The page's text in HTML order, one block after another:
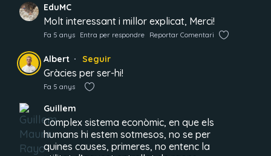
EduMC
Molt interessant i millor explicat, Merci!
Fa 5 anys Entra per respondre Reportar Comentari
Albert Seguir
Gràcies per ser-hi!
Fa 5 anys
Guillem
Complex sistema econòmic, en que els
humans hi estem sotmesos, no se per
quines causes, primeres, no entenc la